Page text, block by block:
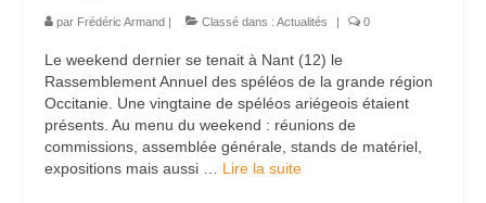
par Frédéric Armand | Classé dans : Actualités | 0
Le weekend dernier se tenait à Nant (12) le
Rassemblement Annuel des spéléos de la grande région
Occitanie. Une vingtaine de spéléos ariégeois étaient
présents. Au menu du weekend : réunions de
commissions, assemblée générale, stands de matériel,
expositions mais aussi … Lire la suite­­